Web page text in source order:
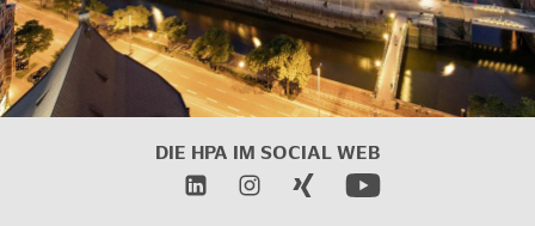
DIE HPA IM SOCIAL WEB